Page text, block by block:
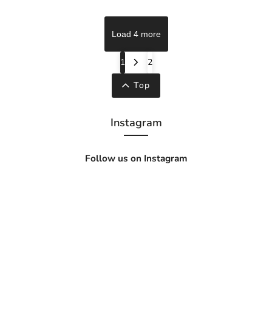
Load 4 more
1
2
Top
Instagram
Follow us on Instagram